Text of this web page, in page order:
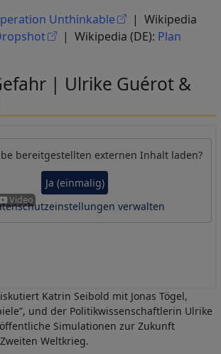
Unthinkable
| Wikipedia
| Wikipedia (DE): Plan
| Ulrike Guérot &
bereitgestellten externen Inhalt laden?
Ja (einmalig)
verwalten
Katrin Seibold mit Jonas Tögel,
und der Politikwissenschaftlerin Ulrike
Simulationen zur Zukunft
Weltkrieg.